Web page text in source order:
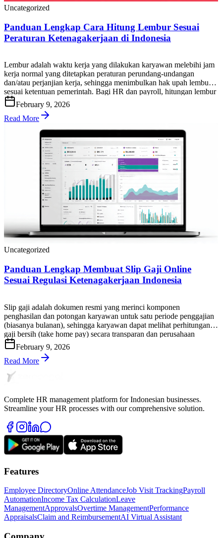
Uncategorized
Panduan Lengkap Cara Hitung Lembur Sesuai
Peraturan Ketenagakerjaan di Indonesia
Lembur adalah waktu kerja yang dilakukan karyawan melebihi jam
kerja normal yang ditetapkan peraturan perundang-undangan
dan/atau perjanjian kerja, sehingga menimbulkan hak upah lembur
sesuai ketentuan pemerintah. Bagi HR dan payroll, hitungan lembur
yang tepat penting untuk menjaga kepatuhan, mencegah sengketa,
dan memastikan biaya tenaga kerja terkendali. Di artikel ini, Anda
akan mendapatkan panduan praktis cara […]
February 9, 2026
Read More
Uncategorized
Panduan Lengkap Membuat Slip Gaji Online
Sesuai Regulasi Ketenagakerjaan Indonesia
Slip gaji adalah dokumen resmi yang merinci komponen
penghasilan dan potongan karyawan untuk satu periode penggajian
(biasanya bulanan), sehingga karyawan dapat melihat perhitungan
gaji bersih (take home pay) secara transparan dan perusahaan
memiliki bukti administrasi yang rapi serta dapat diaudit. Di praktik
HR & payroll Indonesia, slip gaji bukan sekadar “lembar informasi
gaji”. Slip gaji […]
February 9, 2026
Read More
Complete HR management platform for Indonesian businesses.
Streamline your HR processes with our comprehensive solution.
Features
Employee DirectoryOnline AttendanceJob Visit TrackingPayroll
AutomationIncome Tax CalculationLeave
ManagementApprovalsOvertime ManagementPerformance
AppraisalsClaim and ReimbursementAI Virtual Assistant